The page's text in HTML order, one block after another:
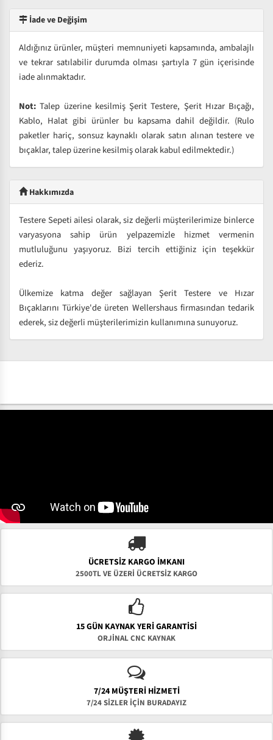
İade ve Değişim
Aldığınız ürünler, müşteri memnuniyeti kapsamında, ambalajlı
ve tekrar satılabilir durumda olması şartıyla 7 gün içerisinde
iade alınmaktadır.
Not: Talep üzerine kesilmiş Şerit Testere, Şerit Hızar Bıçağı,
Kablo, Halat gibi ürünler bu kapsama dahil değildir. (Rulo
paketler hariç, sonsuz kaynaklı olarak satın alınan testere ve
bıçaklar, talep üzerine kesilmiş olarak kabul edilmektedir.)
Hakkımızda
Testere Sepeti ailesi olarak, siz değerli müşterilerimize binlerce
varyasyona sahip ürün yelpazemizle hizmet vermenin
mutluluğunu yaşıyoruz. Bizi tercih ettiğiniz için teşekkür
ederiz.
Ülkemize katma değer sağlayan Şerit Testere ve Hızar
Bıçaklarını Türkiye'de üreten Wellershaus firmasından tedarik
ederek, siz değerli müşterilerimizin kullanımına sunuyoruz.
ÜCRETSIZ KARGO İMKANI
2500TL VE ÜZERİ ÜCRETSİZ KARGO
15 GÜN KAYNAK YERI GARANTISI
ORJİNAL CNC KAYNAK
7/24 MÜŞTERİ HİZMETİ
7/24 SİZLER İÇİN BURADAYIZ